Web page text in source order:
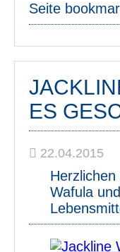
Seite
ES
22.04.2015
Wafula